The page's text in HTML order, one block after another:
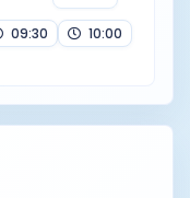
09:30
10:00